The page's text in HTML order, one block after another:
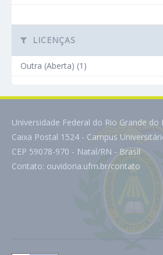
LICENÇAS
Outra (Aberta) (1)
Universidade Federal do Rio Grande do
Caixa Postal 1524 - Campus
CEP 59078-970 - Natal/RN - Brasil
Contato: ouvidoria.ufrn.br/contato